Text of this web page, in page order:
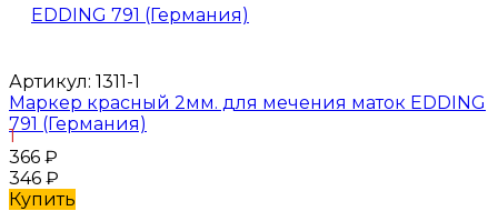
Артикул: 1311-1
Маркер красный 2мм. для мечения маток EDDING
791 (Германия)
1
366 ₽
346 ₽
Купить